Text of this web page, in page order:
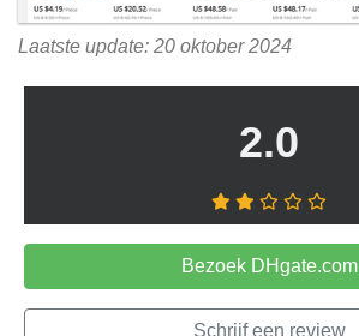
Laatste update: 20 oktober 2024
2.0
Bezoek DHgate.com
Schrijf een review